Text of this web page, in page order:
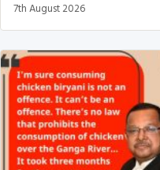
7th August 2026